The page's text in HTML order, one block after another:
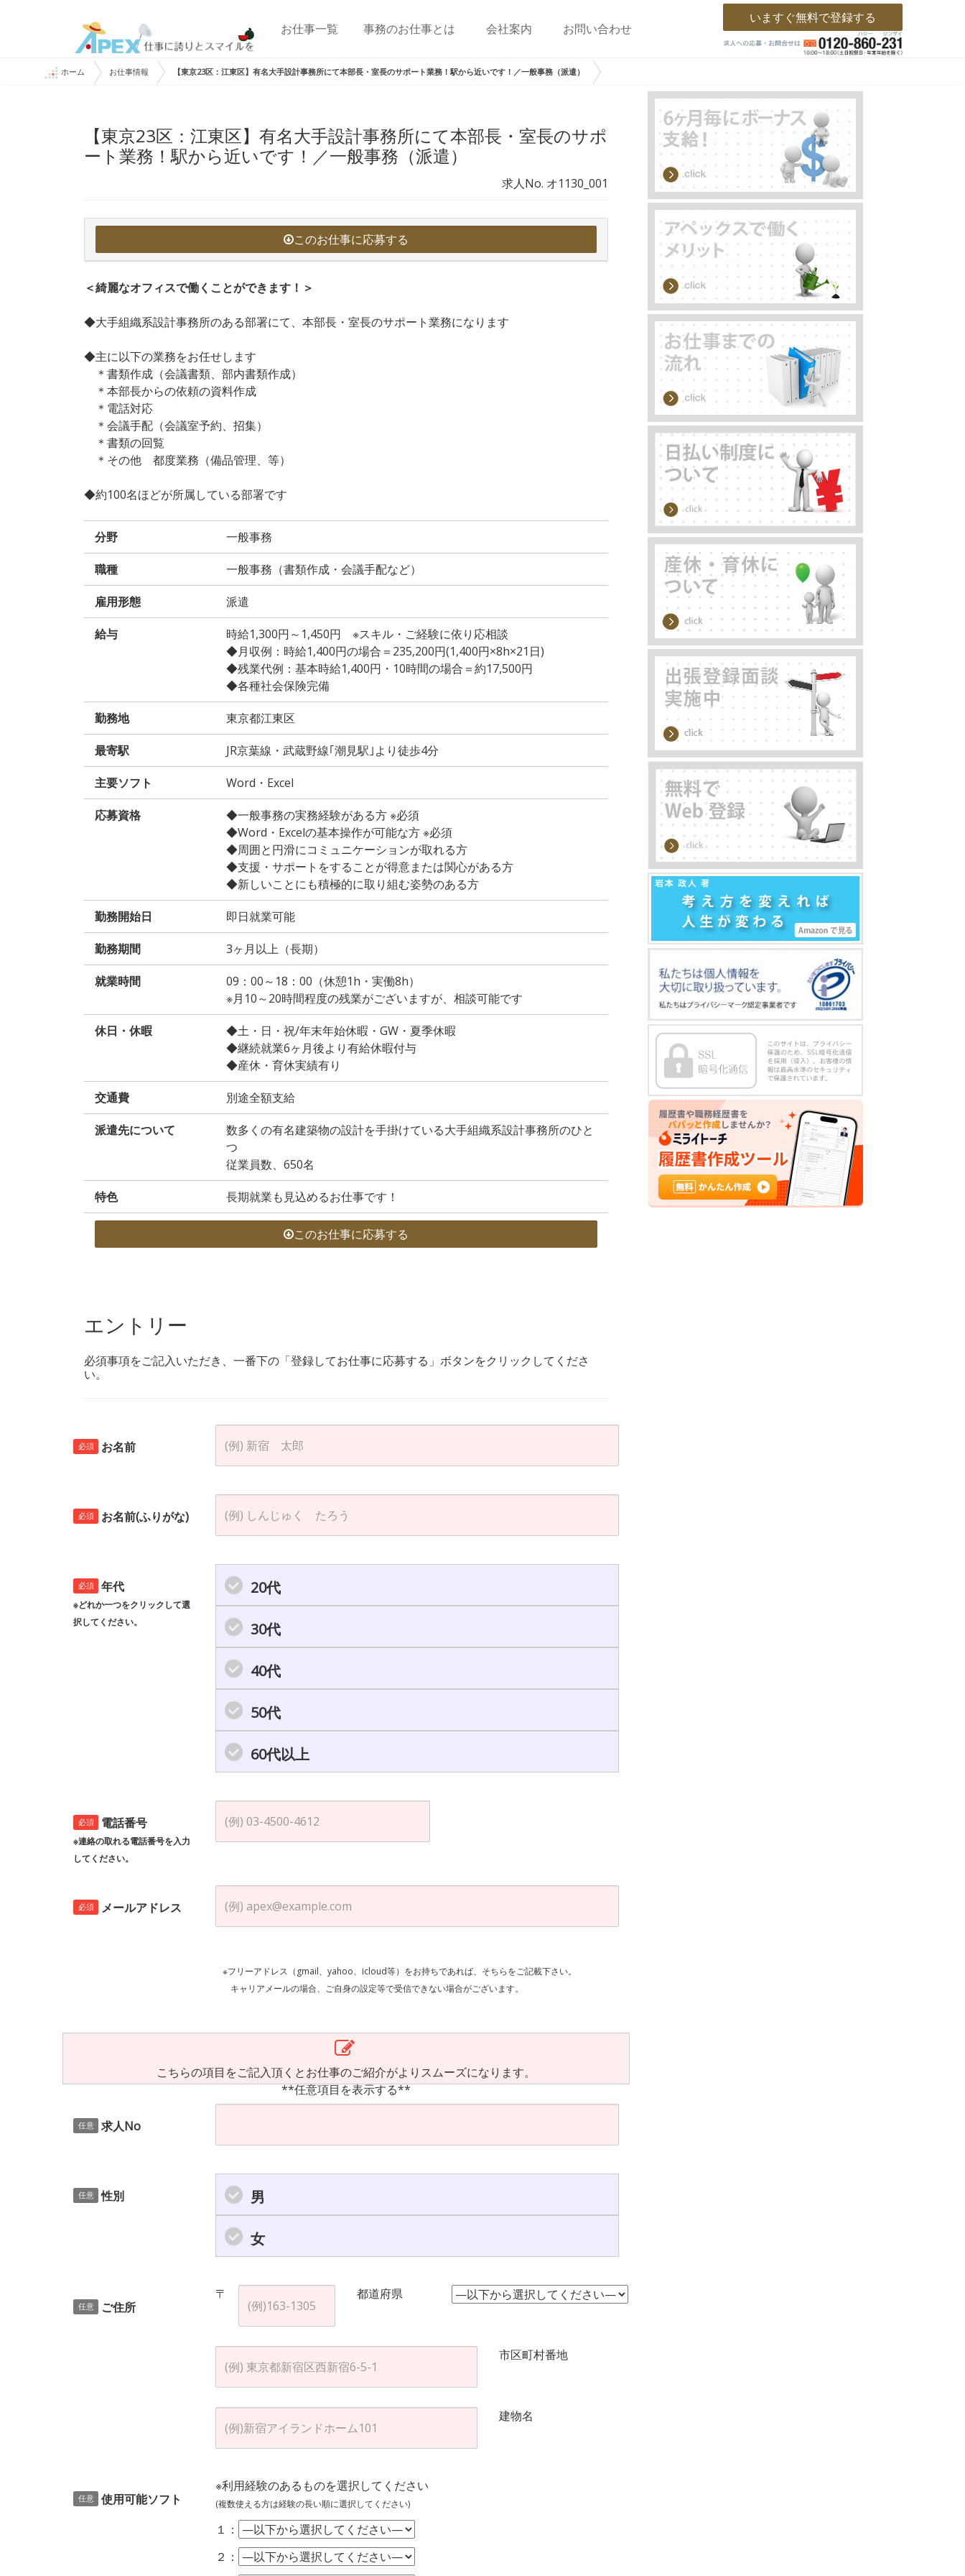
お仕事一覧 事務のお仕事とは 会社案内 お問い合わせ
いますぐ無料で登録する
ホーム お仕事情報 【東京23区：江東区】有名大手設計事務所にて本部長・室長のサポート業務！駅から近いです！／一般事務（派遣）
【東京23区：江東区】有名大手設計事務所にて本部長・室長のサポ
ート業務！駅から近いです！／一般事務（派遣）
求人No. オ1130_001
このお仕事に応募する
＜綺麗なオフィスで働くことができます！＞
◆大手組織系設計事務所のある部署にて、本部⻑・室⻑のサポート業務になります
◆主に以下の業務をお任せします
＊書類作成（会議書類、部内書類作成）
＊本部⻑からの依頼の資料作成
＊電話対応
＊会議⼿配（会議室予約、招集）
＊書類の回覧
＊その他 都度業務（備品管理、等）
◆約100名ほどが所属している部署です
分野 一般事務
職種 一般事務（書類作成・会議手配など）
雇用形態 派遣
給与
時給1,300円～1,450円 ※スキル・ご経験に依り応相談
◆月収例：時給1,400円の場合＝235,200円(1,400円×8h×21日)
◆残業代例：基本時給1,400円・10時間の場合＝約17,500円
◆各種社会保険完備
勤務地 東京都江東区
最寄駅 JR京葉線・武蔵野線｢潮見駅｣より徒歩4分
主要ソフト Word・Excel
応募資格
◆一般事務の実務経験がある方 ※必須
◆Word・Excelの基本操作が可能な方 ※必須
◆周囲と円滑にコミュニケーションが取れる方
◆⽀援・サポートをすることが得意または関⼼がある⽅
◆新しいことにも積極的に取り組む姿勢のある⽅
勤務開始日 即日就業可能
勤務期間 3ヶ月以上（長期）
就業時間
09：00～18：00（休憩1h・実働8h）
※月10～20時間程度の残業がございますが、相談可能です
休日・休暇
◆土・日・祝/年末年始休暇・GW・夏季休暇
◆継続就業6ヶ月後より有給休暇付与
◆産休・育休実績有り
交通費 別途全額支給
派遣先について
数多くの有名建築物の設計を手掛けている大手組織系設計事務所のひと
つ
従業員数、650名
特色 長期就業も見込めるお仕事です！
このお仕事に応募する
エントリー
必須事項をご記入いただき、一番下の「登録してお仕事に応募する」ボタンをクリックしてくださ
い。
必須 お名前
必須 お名前(ふりがな)
必須 年代
※どれか一つをクリックして選
択してください。
20代
30代
40代
50代
60代以上
必須 電話番号
※連絡の取れる電話番号を入力
してください。
必須 メールアドレス
※フリーアドレス（gmail、yahoo、icloud等）をお持ちであれば、そちらをご記載下さい。
キャリアメールの場合、ご自身の設定等で受信できない場合がございます。
こちらの項目をご記入頂くとお仕事のご紹介がよりスムーズになります。
**任意項目を表示する**
任意 求人No
任意 性別 男
女
任意 ご住所
〒 都道府県
市区町村番地
建物名
任意 使用可能ソフト
※利用経験のあるものを選択してください
(複数使える方は経験の長い順に選択してください)
１：
２：